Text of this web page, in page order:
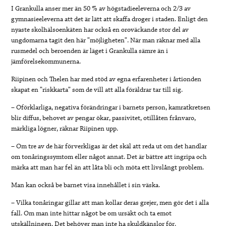
I Grankulla anser mer än 50 % av högstadieeleverna och 2/3 av
gymnasieeleverna att det är lätt att skaffa droger i staden. Enligt den
nyaste skolhälsoenkäten har också en oroväckande stor del av
ungdomarna tagit den här ”möjligheten”. När man räknar med alla
rusmedel och beroenden är läget i Grankulla sämre än i
jämförelsekommunerna.
Riipinen och Thelen har med stöd av egna erfarenheter i årtionden
skapat en ”riskkarta” som de vill att alla föräldrar tar till sig.
– Oförklarliga, negativa förändringar i barnets person, kamratkretsen
blir diffus, behovet av pengar ökar, passivitet, otillåten frånvaro,
märkliga lögner, räknar Riipinen upp.
– Om tre av de här förverkligas är det skäl att reda ut om det handlar
om tonåringssymtom eller något annat. Det är bättre att ingripa och
märka att man har fel än att låta bli och möta ett livslångt problem.
Man kan också be barnet visa innehållet i sin väska.
– Vilka tonåringar gillar att man kollar deras grejer, men gör det i alla
fall. Om man inte hittar något be om ursäkt och ta emot
utskällningen. Det behöver man inte ha skuldkänslor för.